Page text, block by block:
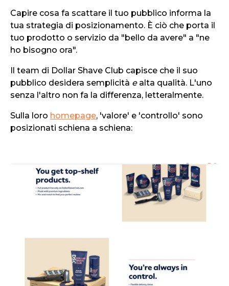
Capire cosa fa scattare il tuo pubblico informa la
tua strategia di posizionamento. È ciò che porta il
tuo prodotto o servizio da "bello da avere" a "ne
ho bisogno ora".
Il team di Dollar Shave Club capisce che il suo
pubblico desidera semplicità ealta qualità. L'uno
senza l'altro non fa la differenza, letteralmente.
Sulla loro homepage, 'valore' e 'controllo' sono
posizionati schiena a schiena: